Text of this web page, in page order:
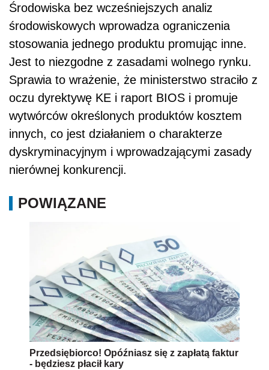
Środowiska bez wcześniejszych analiz
środowiskowych wprowadza ograniczenia
stosowania jednego produktu promując inne.
Jest to niezgodne z zasadami wolnego rynku.
Sprawia to wrażenie, że ministerstwo straciło z
oczu dyrektywę KE i raport BIOS i promuje
wytwórców określonych produktów kosztem
innych, co jest działaniem o charakterze
dyskryminacyjnym i wprowadzającymi zasady
nierównej konkurencji.
POWIĄZANE
Przedsiębiorco! Opóźniasz się z zapłatą faktur
- będziesz płacił kary